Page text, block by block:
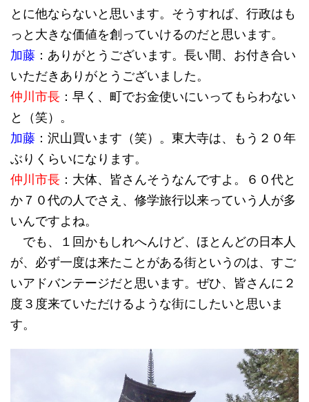
とに他ならないと思います。そうすれば、行政はも
っと大きな価値を創っていけるのだと思います。
加藤 ：ありがとうございます。長い間、お付き合い
いただきありがとうございました。
仲川市長 ：早く、町でお金使いにいってもらわない
と（笑）。
加藤 ：沢山買います（笑）。東大寺は、もう２０年
ぶりくらいになります。
仲川市長 ：大体、皆さんそうなんですよ。６０代と
か７０代の人でさえ、修学旅行以来っていう人が多
いんですよね。
でも、１回かもしれへんけど、ほとんどの日本人
が、必ず一度は来たことがある街というのは、すご
いアドバンテージだと思います。ぜひ、皆さんに２
度３度来ていただけるような街にしたいと思いま
す。